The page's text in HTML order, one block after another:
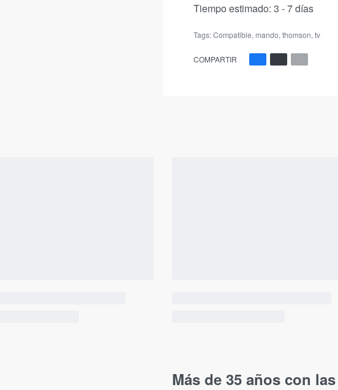
Tiempo estimado: 3 - 7 días
Tags:Compatible, mando, thomson, tv
COMPARTIR
Más de 35 años con